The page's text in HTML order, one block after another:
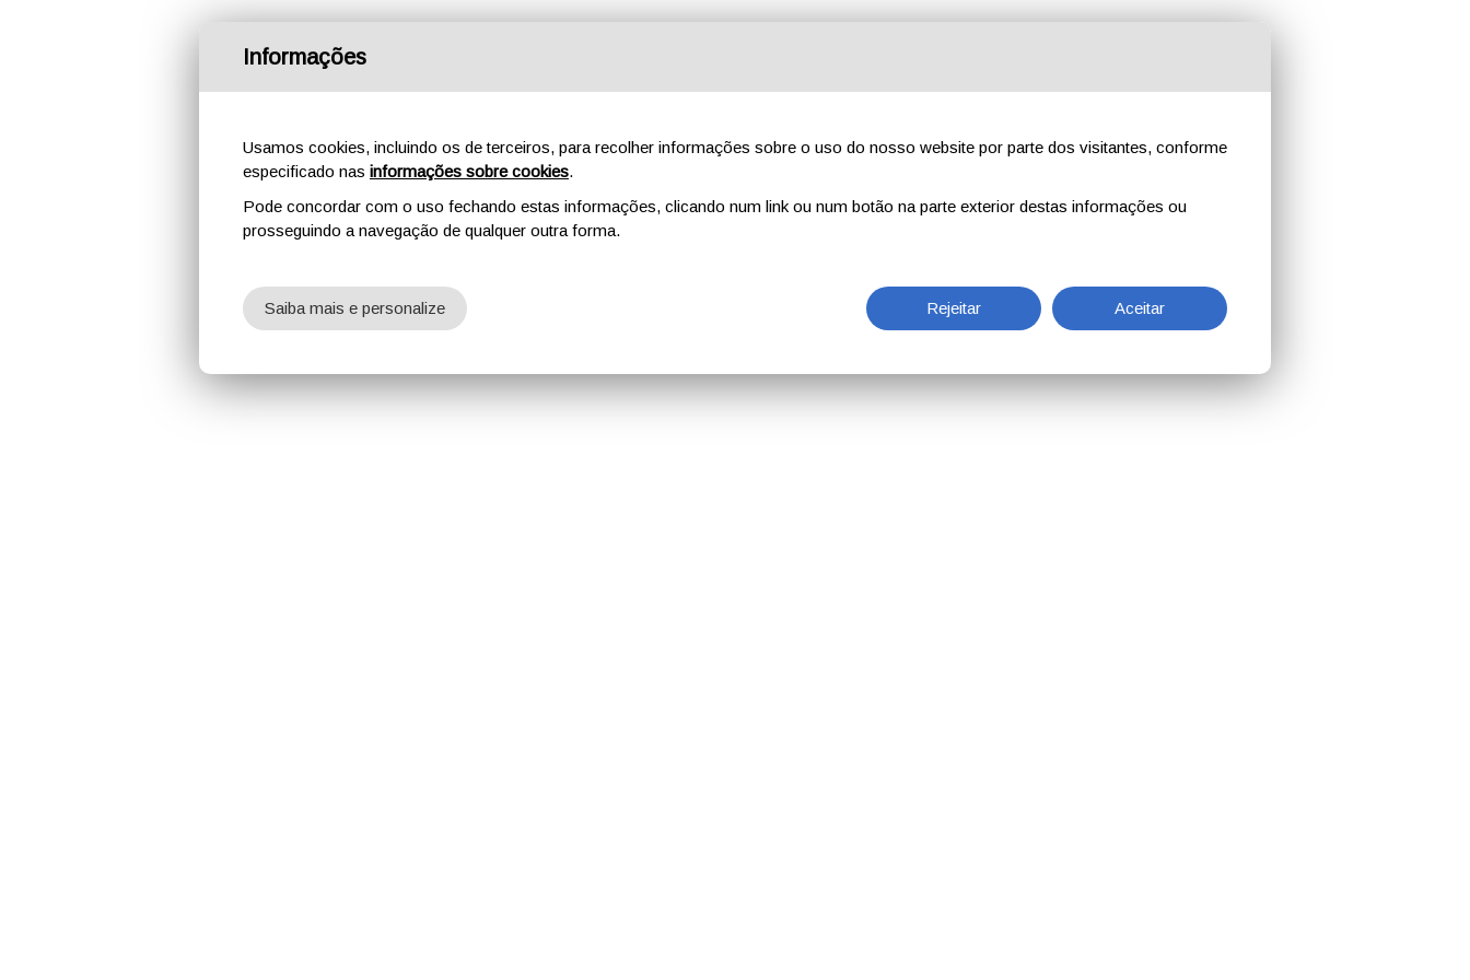
Informações
Usamos cookies, incluindo os de terceiros, para recolher informações sobre o uso do nosso website por parte dos visitantes, conforme
especificado nas informações sobre cookies.
Pode concordar com o uso fechando estas informações, clicando num link ou num botão na parte exterior destas informações ou
prosseguindo a navegação de qualquer outra forma.
Rejeitar Aceitar
Saiba mais e personalize